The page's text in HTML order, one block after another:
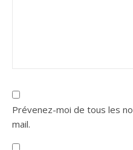
Prévenez-moi de tous les
mail.